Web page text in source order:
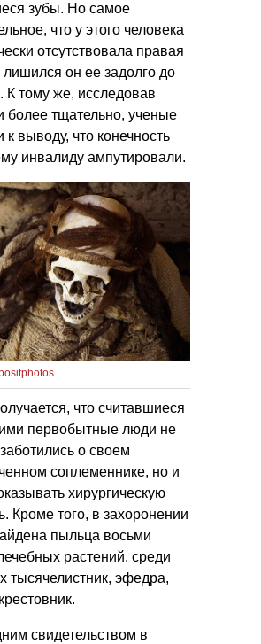
зубы. Но самое
что у этого человека
отсутствовала правая
лишился он ее задолго до
К тому же, исследовав
более тщательно, ученые
выводу, что конечность
инвалиду ампутировали.
что считавшиеся
первобытные люди не
о своем
соплеменнике, но и
хирургическую
Кроме того, в захоронении
пыльца восьми
растений, среди
тысячелистник, эфедра,
свидетельством в